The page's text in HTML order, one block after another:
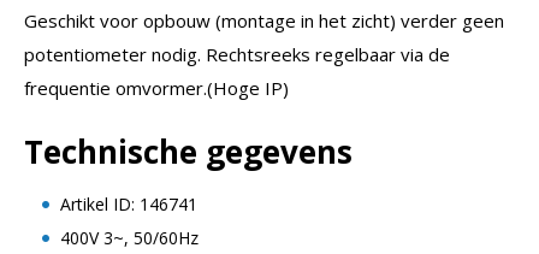
Geschikt voor opbouw (montage in het zicht) verder geen
potentiometer nodig. Rechtsreeks regelbaar via de
frequentie omvormer.(Hoge IP)
Technische gegevens
Artikel ID: 146741
400V 3~, 50/60Hz